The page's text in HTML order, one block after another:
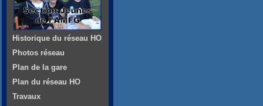
Historique du réseau HO
Photos réseau
Plan de la gare
Plan du réseau HO
Travaux